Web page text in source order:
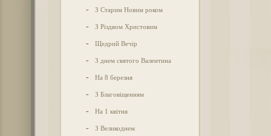
- З Старим Новим роком
- З Різдвом Христовим
- Щедрий Вечір
- З днем святого Валентина
- На 8 березня
- З Благовіщенням
- На 1 квітня
- З Великоднем